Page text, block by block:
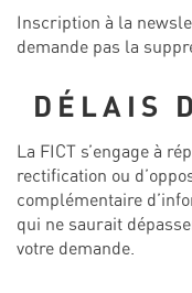
Inscription à la
demande pas la
DÉLAIS
La FICT s’engage à
rectification ou
complémentaire
qui ne saurait
votre demande.